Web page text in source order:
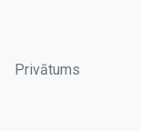
Privātums